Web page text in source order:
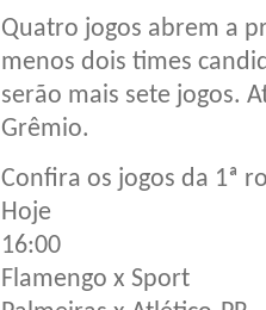
Quatro jogos abrem a
menos dois times
serão mais sete jogos.
Grêmio.
Confira os jogos da 1ª
Hoje
16:00
Flamengo x Sport